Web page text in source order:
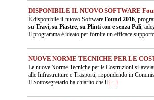
DISPONIBILE IL NUOVO SOFTWARE
È disponibile il nuovo SoftwareFound 2016,
su Travi, su Piastre, su Plinti con e senza Pali,
Il programma è ideato per fornire un efficace
NUOVE NORME TECNICHE PER LE
Le nuove Norme Tecniche per le Costruzioni si
alle Infrastrutture e Trasporti, rispondendo in
Il Sottosegretario ha chiarito che il [...]